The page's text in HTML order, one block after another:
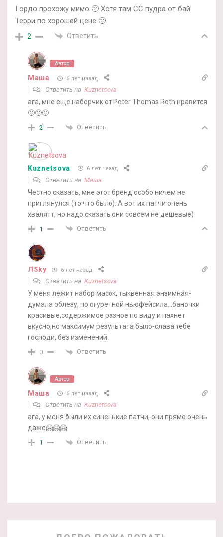
Гордо прохожу мимо 🙂 Хотя там СС пудра от бай
Терри по хорошей цене 🙂
2 Ответить
Автор
Маша 6 лет назад
Ответить на Kuznetsova
ага, мне еще наборчик от Peter Thomas Roth нравится
🙂🙂🙂
2 Ответить
Kuznetsova 6 лет назад
Ответить на Маша
Честно сказать, мне этот бренд особо ничем не
приглянулся (то что было). А вот их патчи очень
хвалятт, но надо сказать они совсем не дешевые)
1 Ответить
ЛSky 6 лет назад
Ответить на Kuznetsova
У меня лежит набор масок, тыквенная энзимная-
думала облезу, по огуречной ньюфейсила…баночки
красивые,содержимое разное по виду и пахнет
вкусно,но максимум результата было-слава тебе
господи, без изменений.
0 Ответить
Автор
Маша 6 лет назад
Ответить на Kuznetsova
ага, у меня были их синенькие патчи, они прямо очень
даже🤗🤗🤗
1 Ответить